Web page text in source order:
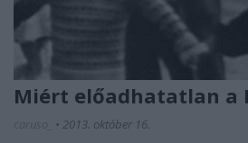
Miért előadhatatlan a
caruso_ • 2013. október 16.